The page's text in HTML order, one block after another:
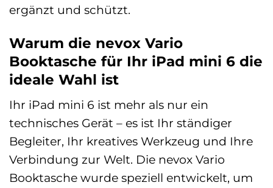
ergänzt und schützt.
Warum die nevox Vario
Booktasche für Ihr iPad mini 6 die
ideale Wahl ist
Ihr iPad mini 6 ist mehr als nur ein
technisches Gerät – es ist Ihr ständiger
Begleiter, Ihr kreatives Werkzeug und Ihre
Verbindung zur Welt. Die nevox Vario
Booktasche wurde speziell entwickelt, um